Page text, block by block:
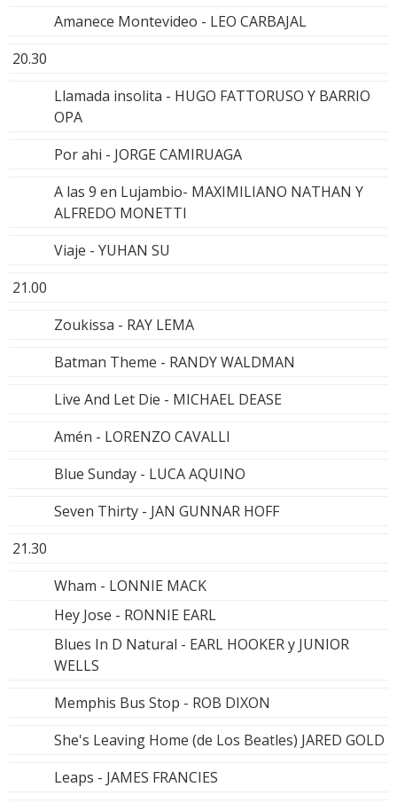
Amanece Montevideo - LEO CARBAJAL
20.30
Llamada insolita - HUGO FATTORUSO Y BARRIO
OPA
Por ahi - JORGE CAMIRUAGA
A las 9 en Lujambio- MAXIMILIANO NATHAN Y
ALFREDO MONETTI
Viaje - YUHAN SU
21.00
Zoukissa - RAY LEMA
Batman Theme - RANDY WALDMAN
Live And Let Die - MICHAEL DEASE
Amén - LORENZO CAVALLI
Blue Sunday - LUCA AQUINO
Seven Thirty - JAN GUNNAR HOFF
21.30
Wham - LONNIE MACK
Hey Jose - RONNIE EARL
Blues In D Natural - EARL HOOKER y JUNIOR
WELLS
Memphis Bus Stop - ROB DIXON
She's Leaving Home (de Los Beatles) JARED GOLD
Leaps - JAMES FRANCIES